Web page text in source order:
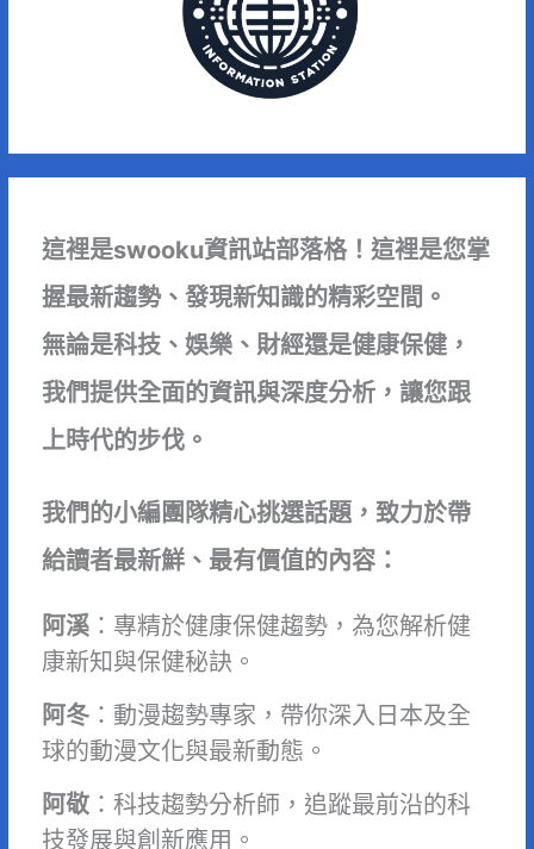
這裡是swooku資訊站部落格！這裡是您掌
握最新趨勢、發現新知識的精彩空間。
無論是科技、娛樂、財經還是健康保健，
我們提供全面的資訊與深度分析，讓您跟
上時代的步伐。
我們的小編團隊精心挑選話題，致力於帶
給讀者最新鮮、最有價值的內容：
阿溪：專精於健康保健趨勢，為您解析健
康新知與保健秘訣。
阿冬：動漫趨勢專家，帶你深入日本及全
球的動漫文化與最新動態。
阿敬：科技趨勢分析師，追蹤最前沿的科
技發展與創新應用。